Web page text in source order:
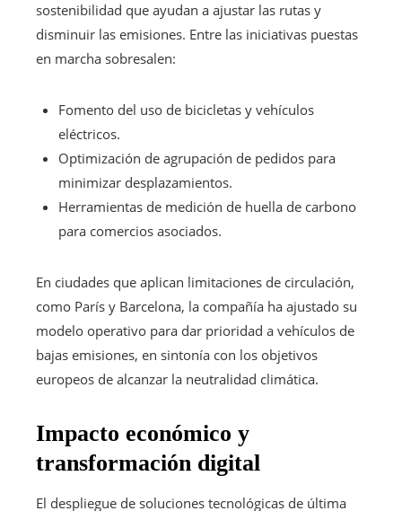
sostenibilidad que ayudan a ajustar las rutas y
disminuir las emisiones. Entre las iniciativas puestas
en marcha sobresalen:
Fomento del uso de bicicletas y vehículos
eléctricos.
Optimización de agrupación de pedidos para
minimizar desplazamientos.
Herramientas de medición de huella de carbono
para comercios asociados.
En ciudades que aplican limitaciones de circulación,
como París y Barcelona, la compañía ha ajustado su
modelo operativo para dar prioridad a vehículos de
bajas emisiones, en sintonía con los objetivos
europeos de alcanzar la neutralidad climática.
Impacto económico y
transformación digital
El despliegue de soluciones tecnológicas de última